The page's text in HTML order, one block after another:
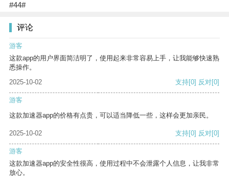
#44#
评论
游客
这款app的用户界面简洁明了，使用起来非常容易上手，让我能够快速熟
悉操作。
2025-10-02
支持[0] 反对[0]
游客
这款加速器app的价格有点贵，可以适当降低一些，这样会更加亲民。
2025-10-02 支持[0] 反对[0]
游客
这款加速器app的安全性很高，使用过程中不会泄露个人信息，让我非常
放心。